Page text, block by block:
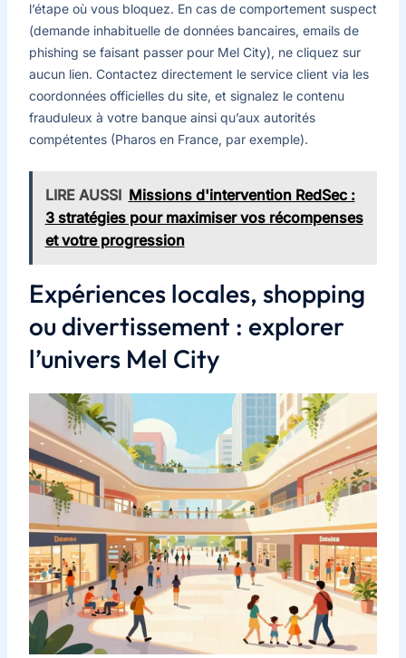
l’étape où vous bloquez. En cas de comportement suspect
(demande inhabituelle de données bancaires, emails de
phishing se faisant passer pour Mel City), ne cliquez sur
aucun lien. Contactez directement le service client via les
coordonnées officielles du site, et signalez le contenu
frauduleux à votre banque ainsi qu’aux autorités
compétentes (Pharos en France, par exemple).
LIRE AUSSI Missions d'intervention RedSec :
3 stratégies pour maximiser vos récompenses
et votre progression
Expériences locales, shopping
ou divertissement : explorer
l’univers Mel City